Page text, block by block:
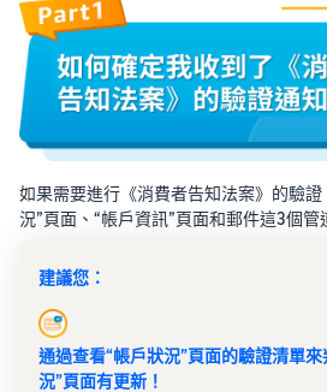
如果需要進行《消費者告知法案》的驗
況”頁面、“帳戶資訊”頁面和郵件這3個管
建議您：
通過查看“帳戶狀況”頁面的驗證清單
況”頁面有更新！